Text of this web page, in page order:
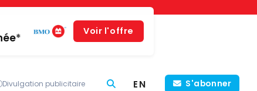
Voir l'offre
Divulgation publicitaire EN S'abonner